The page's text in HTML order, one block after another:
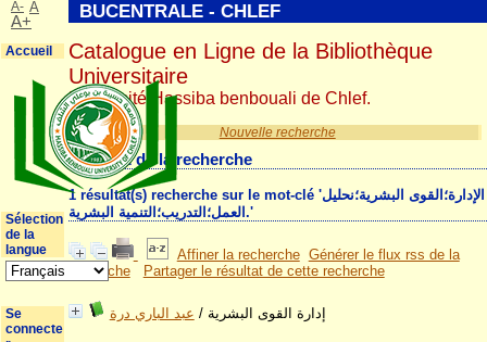
Nouvelle recherche
Résultat de la recherche
1 résultat(s) recherche sur le mot-clé 'الإدارة؛القوى البشرية؛نحليل
العمل؛التدريب؛التنمية البشرية.'
Affiner la recherche Générer le flux rss de la
recherche
Partager le résultat de cette recherche
إدارة القوى البشرية / عبد الباري درة
BUCENTRALE - CHLEF
Catalogue en Ligne de la Bibliothèque
Universitaire
Université Hassiba benbouali de Chlef.
A- A
A+
Accueil
Sélection
de la
langue
Se
connecte